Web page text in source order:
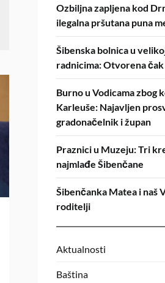
Ozbiljna zapljena kod
ilegalna pršutana puna
Šibenska bolnica u
radnicima: Otvorena
Burno u Vodicama zbog
Karleuše: Najavljen
gradonačelnik i župan
Praznici u Muzeju: Tri
najmlađe Šibenčane
Šibenčanka Matea i naš
roditelji
Aktualnosti
Baština